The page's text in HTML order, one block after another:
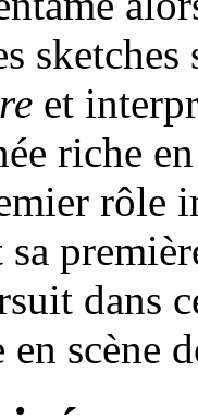
et
riche
rôle
sa
dans
en scène